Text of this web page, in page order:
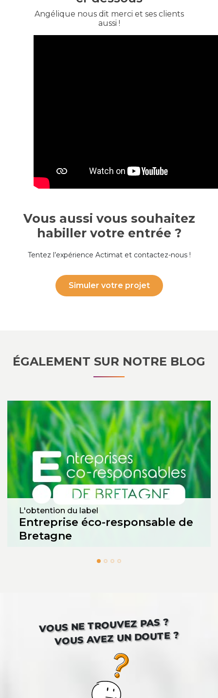
Angélique nous dit merci et ses clients
aussi !
Vous aussi vous souhaitez
habiller votre entrée ?
Tentez l’expérience Actimat et contactez-nous !
Simuler votre projet
ÉGALEMENT SUR NOTRE BLOG
L'obtention du label
Entreprise éco-responsable de
Bretagne
VOUS NE TROUVEZ PAS ?
VOUS AVEZ UN DOUTE ?